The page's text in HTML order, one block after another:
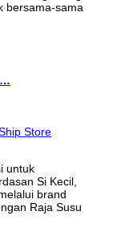
bersama-sama
untuk
Si Kecil,
brand
Raja Susu